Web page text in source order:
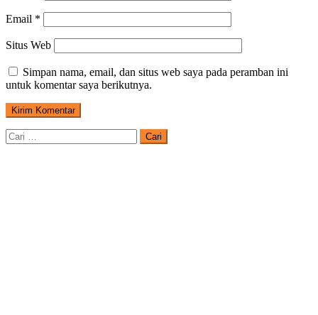
Email *
Situs Web
Simpan nama, email, dan situs web saya pada peramban ini
untuk komentar saya berikutnya.
Cari
untuk: